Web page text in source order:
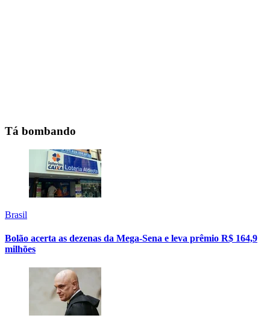
Tá bombando
Brasil
Bolão acerta as dezenas da Mega-Sena e leva prêmio R$ 164,9
milhões